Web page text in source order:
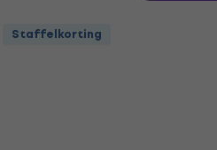
Staffelkorting